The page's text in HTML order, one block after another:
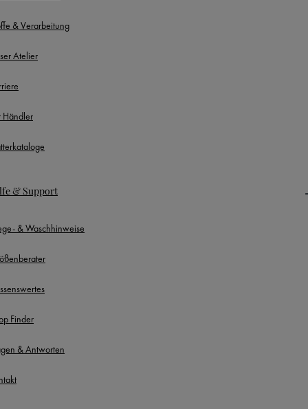
& Verarbeitung
Atelier
Händler
& Support
& Waschhinweise
Finder
& Antworten